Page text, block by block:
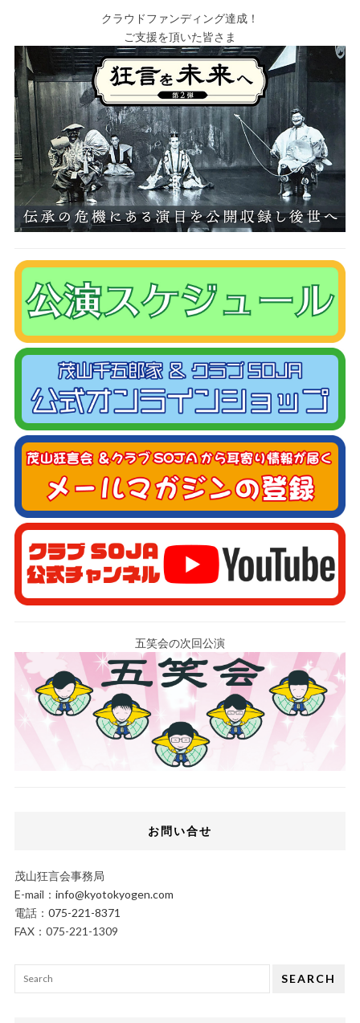
クラウドファンディング達成！
ご支援を頂いた皆さま
五笑会の次回公演
お問い合せ
茂山狂言会事務局
E-mail： info@kyotokyogen.com
電話： 075-221-8371
FAX：075-221-1309
SEARCH